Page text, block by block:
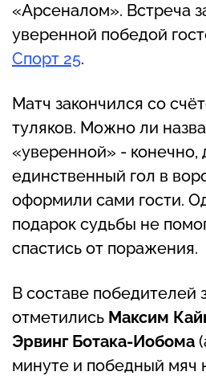
«Арсеналом». Встреча
уверенной победой
Спорт 25.
Матч закончился со
туляков. Можно ли
«уверенной» - конечно,
единственный гол в
оформили сами гости.
подарок судьбы не
спастись от поражения.
В составе победителей
отметились Максим
Эрвинг Ботака-Иобома
минуте и победный мяч